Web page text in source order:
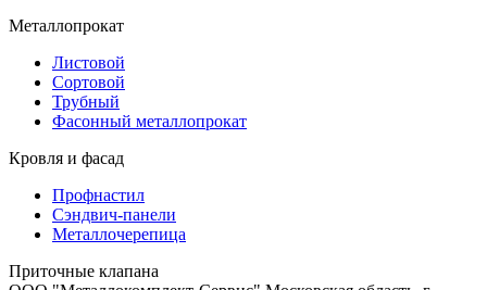
Металлопрокат
Листовой
Сортовой
Трубный
Фасонный металлопрокат
Кровля и фасад
Профнастил
Сэндвич-панели
Металлочерепица
Приточные клапана